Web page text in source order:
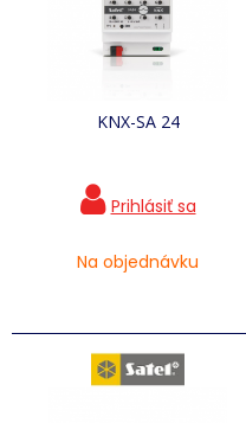
KNX-SA 24
Na objednávku